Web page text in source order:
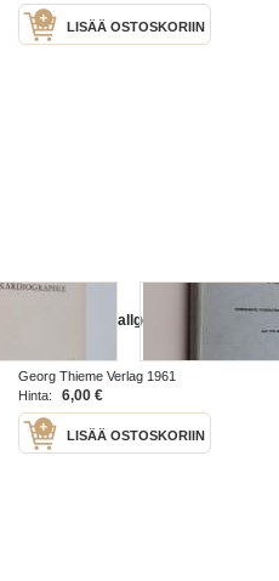
LISÄÄ OSTOSKORIIN
Grundriss der allgemeinen
Georg Thieme Verlag 1961
Hinta:
6,00 €
LISÄÄ OSTOSKORIIN